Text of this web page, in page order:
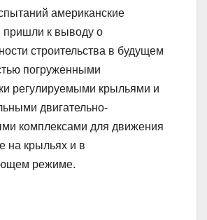
американские
пришли к выводу о
строительства в будущем
погруженными
регулируемыми крыльями и
двигательно-
комплексами для движения
на крыльях и в
режиме.